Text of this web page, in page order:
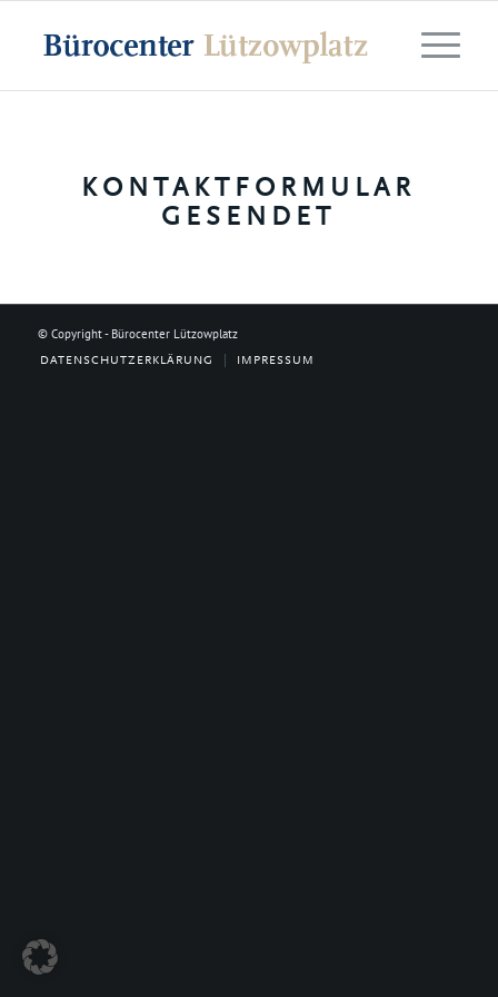
KONTAKTFORMULAR
GESENDET
© Copyright - Bürocenter Lützowplatz
DATENSCHUTZERKLÄRUNG IMPRESSUM